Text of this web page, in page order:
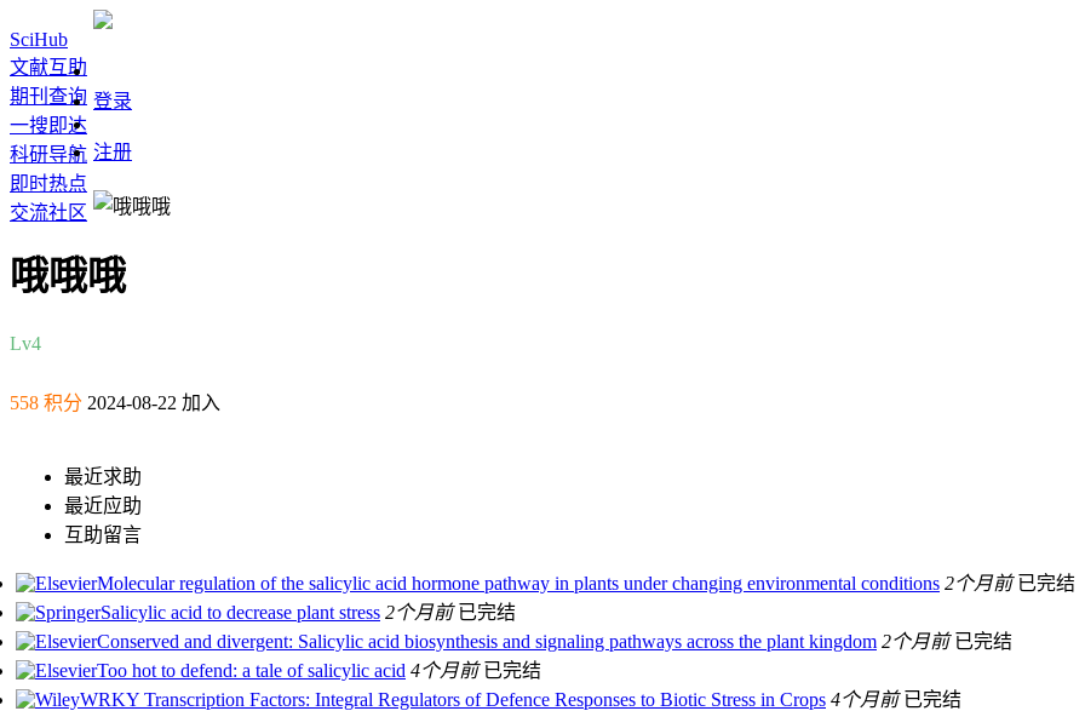
SciHub
文献互助
期刊查询
一搜即达
科研导航
即时热点
交流社区
登录
注册
哦哦哦
Lv4
558 积分 2024-08-22 加入
最近求助
最近应助
互助留言
Molecular regulation of the salicylic acid hormone pathway in plants under changing environmental conditions 2个月前 已完结
Salicylic acid to decrease plant stress 2个月前 已完结
Conserved and divergent: Salicylic acid biosynthesis and signaling pathways across the plant kingdom 2个月前 已完结
Too hot to defend: a tale of salicylic acid 4个月前 已完结
WRKY Transcription Factors: Integral Regulators of Defence Responses to Biotic Stress in Crops 4个月前 已完结